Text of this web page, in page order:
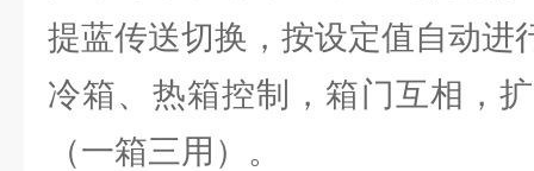
提蓝传送切换，按设定值自动进
冷箱、热箱控制，箱门互相，
（一箱三用）。